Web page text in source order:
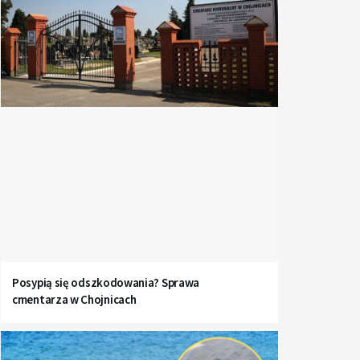
Posypią się odszkodowania? Sprawa
cmentarza w Chojnicach